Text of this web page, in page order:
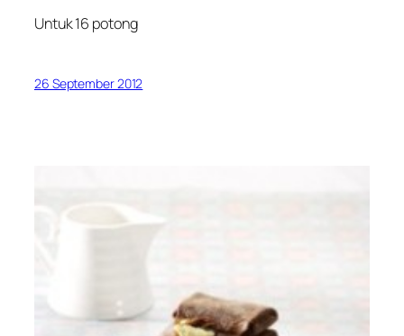
Untuk 16 potong
26 September 2012